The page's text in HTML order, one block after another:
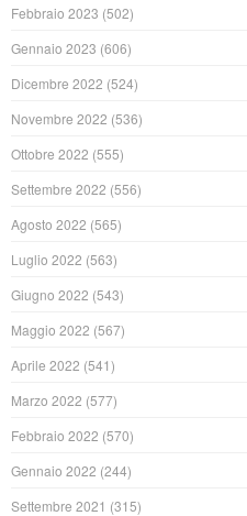
Febbraio 2023 (502)
Gennaio 2023 (606)
Dicembre 2022 (524)
Novembre 2022 (536)
Ottobre 2022 (555)
Settembre 2022 (556)
Agosto 2022 (565)
Luglio 2022 (563)
Giugno 2022 (543)
Maggio 2022 (567)
Aprile 2022 (541)
Marzo 2022 (577)
Febbraio 2022 (570)
Gennaio 2022 (244)
Settembre 2021 (315)